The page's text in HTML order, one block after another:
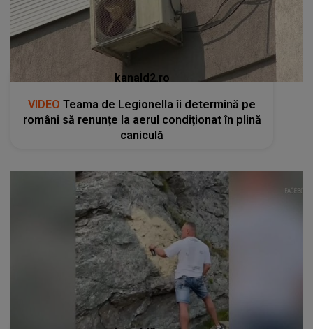
kanald2.ro
VIDEO Teama de Legionella îi determină pe
români să renunțe la aerul condiționat în plină
caniculă